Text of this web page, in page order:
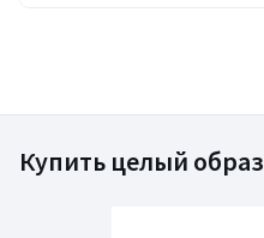
Купить целый образ